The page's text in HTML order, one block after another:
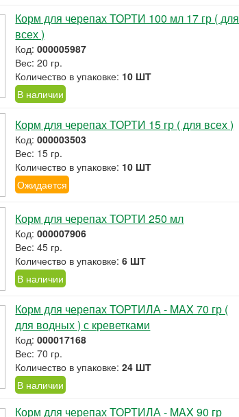
Корм для черепах ТОРТИ 100 мл 17 гр ( для
всех )
Код:000005987
Вес: 20 гр.
Количество в упаковке: 10 ШТ
В наличии
Корм для черепах ТОРТИ 15 гр ( для всех )
Код:000003503
Вес: 15 гр.
Количество в упаковке: 10 ШТ
Ожидается
Корм для черепах ТОРТИ 250 мл
Код:000007906
Вес: 45 гр.
Количество в упаковке:6 ШТ
В наличии
Корм для черепах ТОРТИЛА - MAX 70 гр (
для водных ) с креветками
Код:000017168
Вес: 70 гр.
Количество в упаковке:24 ШТ
В наличии
Корм для черепах ТОРТИЛА - MAX 90 гр